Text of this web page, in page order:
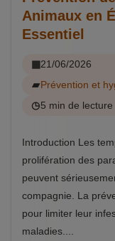
Animaux en
Essentiel
21/06/2026
Prévention et
5 min de lecture
Introduction Les
prolifération des
peuvent
compagnie. La
pour limiter leur
maladies....